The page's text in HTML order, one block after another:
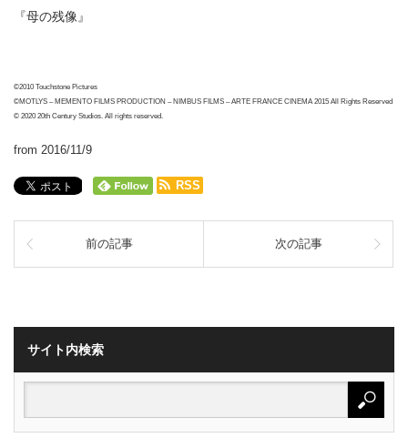
『母の残像』
©2010 Touchstone Pictures
©MOTLYS – MEMENTO FILMS PRODUCTION – NIMBUS FILMS – ARTE FRANCE CINEMA 2015 All Rights Reserved
© 2020 20th Century Studios. All rights reserved.
from 2016/11/9
RSS
前の記事 次の記事
サイト内検索